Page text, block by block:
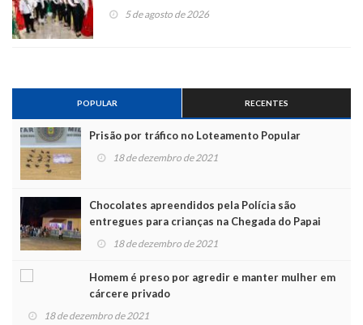
5 de agosto de 2026
POPULAR RECENTES
Prisão por tráfico no Loteamento Popular
18 de dezembro de 2021
Chocolates apreendidos pela Polícia são
entregues para crianças na Chegada do Papai
Noel 18 de dezembro de 2021
Homem é preso por agredir e manter mulher em
cárcere privado
18 de dezembro de 2021